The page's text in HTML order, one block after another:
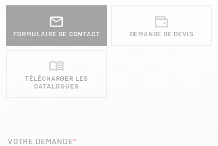
FORMULAIRE DE CONTACT DEMANDE DE DEVIS
TÉLÉCHARGER LES
CATALOGUES
VOTRE DEMANDE